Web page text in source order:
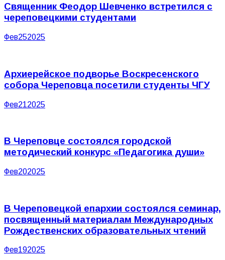
Священник Феодор Шевченко встретился с
череповецкими студентами
Фев252025
Архиерейское подворье Воскресенского
собора Череповца посетили студенты ЧГУ
Фев212025
В Череповце состоялся городской
методический конкурс «Педагогика души»
Фев202025
В Череповецкой епархии состоялся семинар,
посвященный материалам Международных
Рождественских образовательных чтений
Фев192025